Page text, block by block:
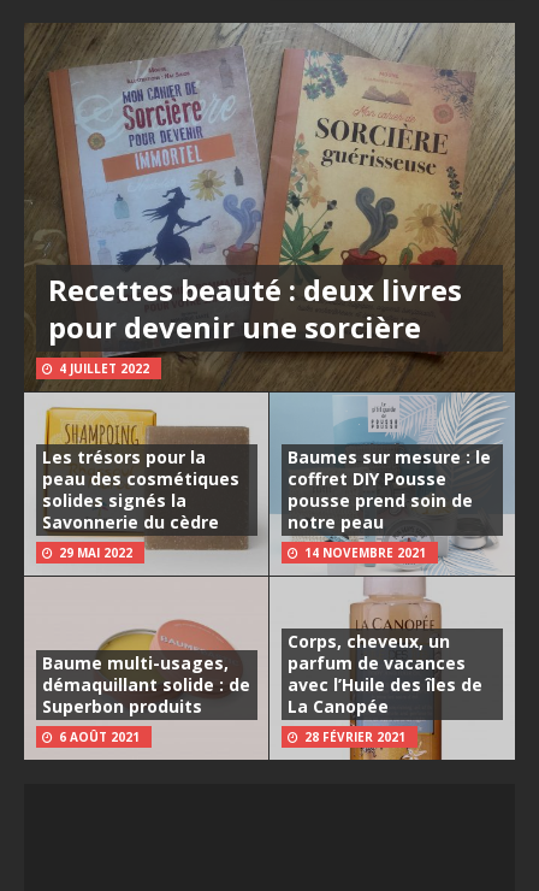
Recettes beauté : deux livres
pour devenir une sorcière
4 JUILLET 2022
Les trésors pour la
peau des cosmétiques
solides signés la
Savonnerie du cèdre
29 MAI 2022
Baumes sur mesure : le
coffret DIY Pousse
pousse prend soin de
notre peau
14 NOVEMBRE 2021
Baume multi-usages,
démaquillant solide : de
Superbon produits
6 AOÛT 2021
Corps, cheveux, un
parfum de vacances
avec l’Huile des îles de
La Canopée
28 FÉVRIER 2021